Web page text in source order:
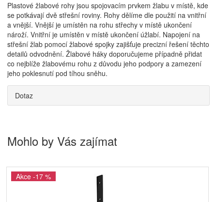
Plastové žlabové rohy jsou spojovacím prvkem žlabu v místě, kde
se potkávají dvě střešní roviny. Rohy dělíme dle použití na vnitřní
a vnější. Vnější je umístěn na rohu střechy v místě ukončení
nároží. Vnitřní je umístěn v místě ukončení úžlabí. Napojení na
střešní žlab pomocí žlabové spojky zajišťuje precizní řešení těchto
detailů odvodnění. Žlabové háky doporučujeme případně přidat
co nejblíže žlabovému rohu z důvodu jeho podpory a zamezení
jeho poklesnutí pod tíhou sněhu.
Dotaz
Mohlo by Vás zajímat
Akce -17 %